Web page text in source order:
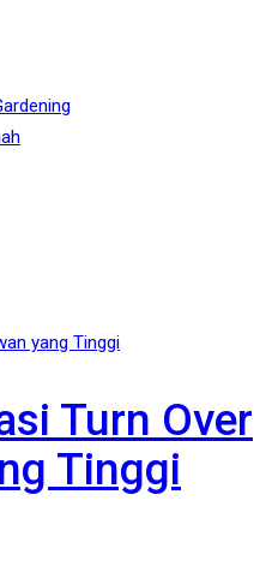
yang Tinggi
Turn Over
Tinggi